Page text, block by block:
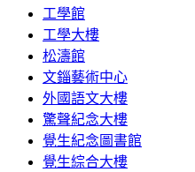
工學館
工學大樓
松濤館
文錙藝術中心
外國語文大樓
驚聲紀念大樓
覺生紀念圖書館
覺生綜合大樓